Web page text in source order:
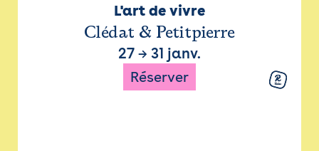
L'art de vivre
Clédat & Petitpierre
27 → 31 janv.
Réserver